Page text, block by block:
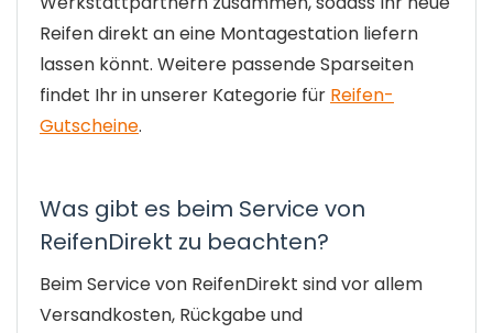
Reifen direkt an eine Montagestation liefern
lassen könnt. Weitere passende Sparseiten
findet Ihr in unserer Kategorie für Reifen-
Gutscheine.
Was gibt es beim Service von
ReifenDirekt zu beachten?
Beim Service von ReifenDirekt sind vor allem
Versandkosten, Rückgabe und